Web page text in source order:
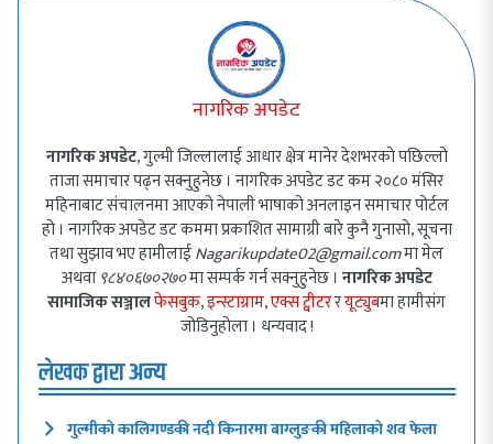
नागरिक अपडेट
नागरिक अपडेट, गुल्मी जिल्लालाई आधार क्षेत्र मानेर देशभरको पछिल्लो
ताजा समाचार पढ्न सक्नुहुनेछ । नागरिक अपडेट डट कम २०८० मंसिर
महिनाबाट संचालनमा आएको नेपाली भाषाको अनलाइन समाचार पोर्टल
हो । नागरिक अपडेट डट कममा प्रकाशित सामाग्री बारे कुनै गुनासो, सूचना
तथा सुझाव भए हामीलाईNagarikupdate02@gmail.comमा मेल
अथवा ९८४०६७०२७०मा सम्पर्क गर्न सक्नुहुनेछ । नागरिक अपडेट
सामाजिक सञ्जालफेसबुक,इन्स्टाग्राम,एक्स ट्वीटररयूट्युबमा हामीसंग
जोडिनुहोला । धन्यवाद !
लेखक द्वारा अन्य
गुल्मीको कालिगण्डकी नदी किनारमा बाग्लुङकी महिलाको शव फेला